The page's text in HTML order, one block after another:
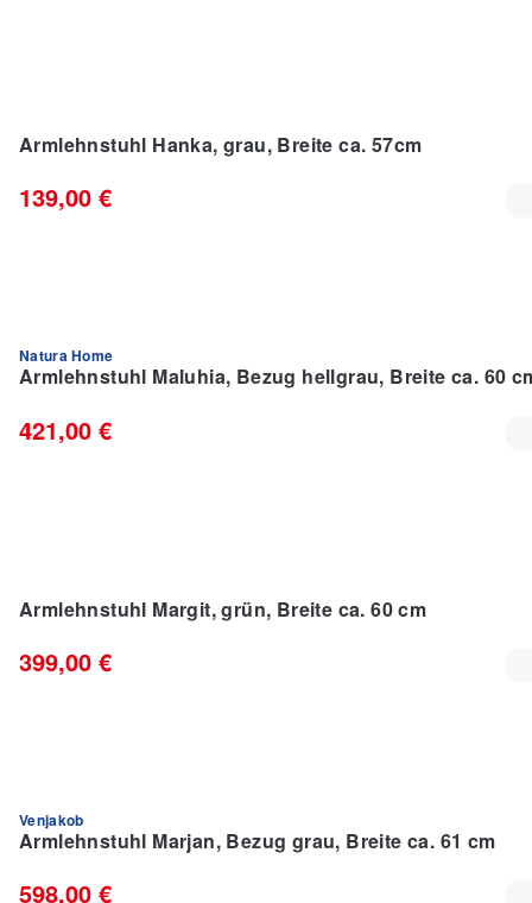
Armlehnstuhl Hanka, grau, Breite ca. 57cm
139,00 €
Natura Home
Armlehnstuhl Maluhia, Bezug hellgrau, Breite ca. 60
421,00 €
Armlehnstuhl Margit, grün, Breite ca. 60 cm
399,00 €
Venjakob
Armlehnstuhl Marjan, Bezug grau, Breite ca. 61 cm
598,00 €